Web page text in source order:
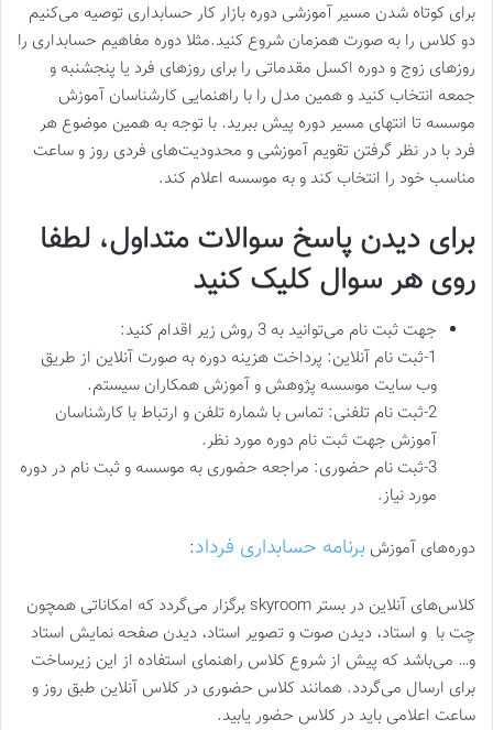
برای کوتاه شدن مسیر آموزشی دوره بازار کار حسابداری توصیه می‌کنیم
دو کلاس را به صورت همزمان شروع کنید.مثلا دوره مفاهیم حسابداری را
روزهای زوج و دوره اکسل مقدماتی را برای روزهای فرد یا پنجشنبه و
جمعه انتخاب کنید و همین مدل را با راهنمایی کارشناسان آموزش
موسسه تا انتهای مسیر دوره پیش ببرید. با توجه به همین موضوع هر
فرد با در نظر گرفتن تقویم آموزشی و محدودیت‌های فردی روز و ساعت
مناسب خود را انتخاب کند و به موسسه اعلام کند.
برای دیدن پاسخ سوالات متداول، لطفا
روی هر سوال کلیک کنید‎
جهت ثبت نام می‌توانید به 3 روش زیر اقدام کنید:
1-ثبت نام آنلاین: پرداخت هزینه دوره به صورت آنلاین از طریق
وب سایت موسسه پژوهش و آموزش همکاران سیستم.
2-ثبت نام تلفنی: تماس با شماره تلفن و ارتباط با کارشناسان
آموزش جهت ثبت نام دوره مورد نظر.
3-ثبت نام حضوری: مراجعه حضوری به موسسه و ثبت نام در دوره
مورد نیاز.
دوره‌های آموزش برنامه حسابداری فرداد:
کلاس‌های آنلاین در بستر skyroom برگزار می‌گردد که امکاناتی همچون
چت با و استاد، دیدن صوت و تصویر استاد، دیدن صفحه نمایش استاد
و… می‌باشد که پیش از شروع کلاس راهنمای استفاده از این زیرساخت
برای ارسال می‌گردد. همانند کلاس حضوری در کلاس آنلاین طبق روز و
ساعت اعلامی باید در کلاس حضور یابید.